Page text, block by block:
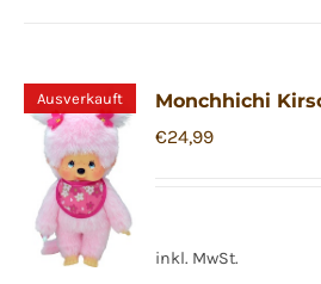
Ausverkauft
Monchhichi
€24,99
inkl. MwSt.